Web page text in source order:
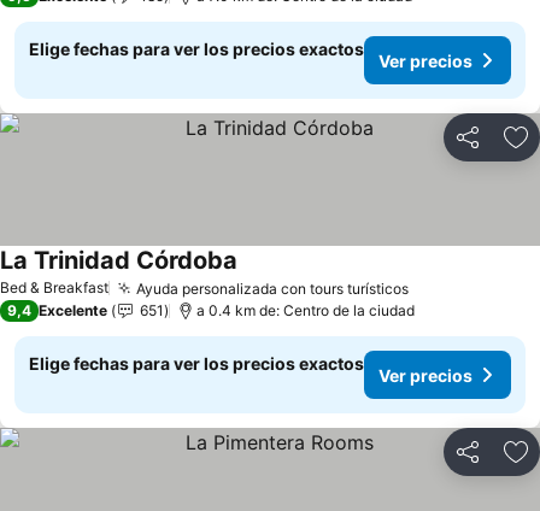
Elige fechas para ver los precios exactos
Ver precios
Compartir
Bed & Breakfast Ayuda personalizada con tours turísticosVer precios
La Trinidad Córdoba
9,4 Excelente 651 a 0.4 km de: Centro de la ciudad
Elige fechas para ver los precios exactos
Ver precios
Compartir